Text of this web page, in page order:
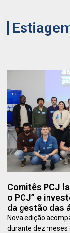
Comitês PCJ
o PCJ” e
da gestão das
Nova edição
durante dez meses